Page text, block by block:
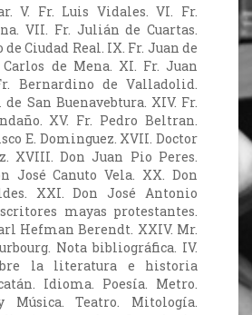
V. Fr. Luis Vidales. VI. Fr.
VII. Fr. Julián de Cuartas.
Ciudad Real. IX. Fr. Juan de
Carlos de Mena. XI. Fr. Juan
Bernardino de Valladolid.
San Buenavebtura. XIV. Fr.
XV. Fr. Pedro Beltran.
E. Dominguez. XVII. Doctor
XVIII. Don Juan Pio Peres.
José Canuto Vela. XX. Don
XXI. Don José Antonio
mayas protestantes.
Hefman Berendt. XXIV. Mr.
Nota bibliográfica. IV.
la literatura e historia
Idioma. Poesía. Metro.
Música. Teatro. Mitología.